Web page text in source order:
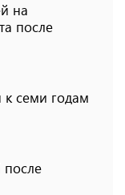
на
после
к семи годам
после